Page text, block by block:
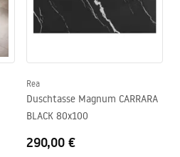
Rea
Duschtasse Magnum CARRARA
BLACK 80x100
290,00 €